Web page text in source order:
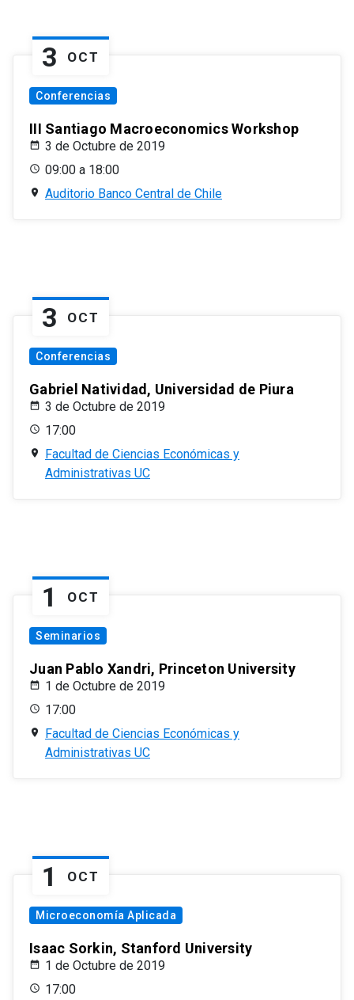
3 OCT
Conferencias
III Santiago Macroeconomics Workshop
3 de Octubre de 2019
09:00 a 18:00
Auditorio Banco Central de Chile
3 OCT
Conferencias
Gabriel Natividad, Universidad de Piura
3 de Octubre de 2019
17:00
Facultad de Ciencias Económicas y
Administrativas UC
1 OCT
Seminarios
Juan Pablo Xandri, Princeton University
1 de Octubre de 2019
17:00
Facultad de Ciencias Económicas y
Administrativas UC
1 OCT
Microeconomía Aplicada
Isaac Sorkin, Stanford University
1 de Octubre de 2019
17:00